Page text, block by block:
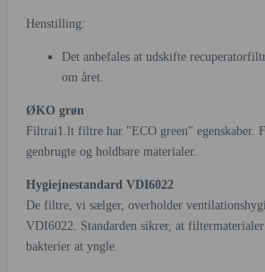
Henstilling:
Det anbefales at udskifte
om året.
ØKO grøn
Filtrai1.lt filtre har "ECO green" egenskaber.
genbrugte og holdbare materialer.
Hygiejnestandard VDI6022
De filtre, vi sælger, overholder
VDI6022. Standarden sikrer, at
bakterier at yngle.